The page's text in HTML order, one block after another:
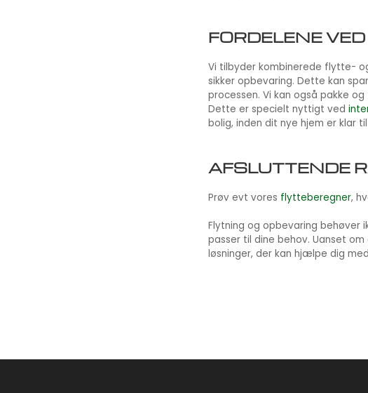
FORDELENE
Vi tilbyder kombinerede flytte-
sikker opbevaring. Dette kan
processen. Vi kan også pakke
Dette er specielt nyttigt ved
bolig, inden dit nye hjem er klar
AFSLUTTENDE
Prøv evt vores flytteberegner,
Flytning og opbevaring
passer til dine behov. Uanset
løsninger, der kan hjælpe dig